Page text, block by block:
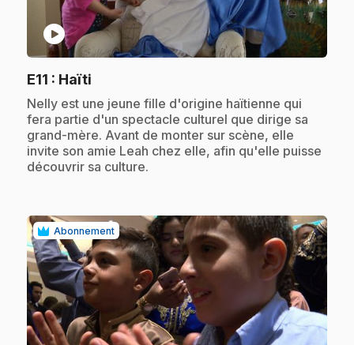
play_circle
E11 : Haïti
.Nelly est une jeune fille d'origine haïtienne qui
fera partie d'un spectacle culturel que dirige sa
grand-mère. Avant de monter sur scène, elle
invite son amie Leah chez elle, afin qu'elle puisse
découvrir sa culture.
Abonnement